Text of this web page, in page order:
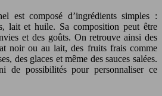
est composé d’ingrédients simples :
lait et huile. Sa composition peut être
et des goûts. On retrouve ainsi des
noir ou au lait, des fruits frais comme
des glaces et même des sauces salées.
de possibilités pour personnaliser ce